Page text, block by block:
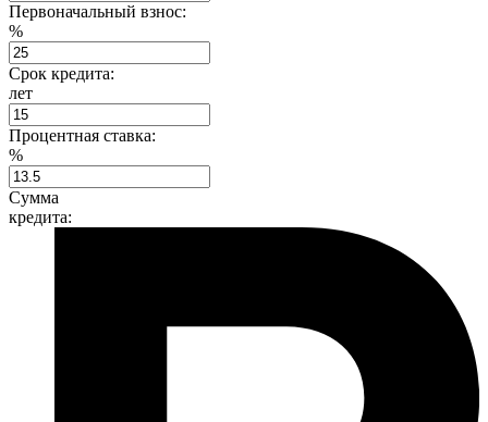
Первоначальный взнос:
%
Срок кредита:
лет
Процентная ставка:
%
Сумма
кредита: